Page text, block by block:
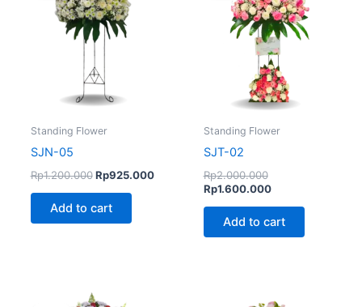
Standing Flower
SJN-05
Rp1.200.000
Rp1.200.000.
Rp925.000
Add to cart
Standing Flower
SJT-02
Rp2.000.000
Rp2.000.000.
Rp1.600.000
Rp1.600.000.
Add to cart
Original